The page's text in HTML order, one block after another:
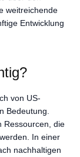
weitreichende
Entwicklung
von US-
Bedeutung.
Ressourcen, die
In einer
nachhaltigen